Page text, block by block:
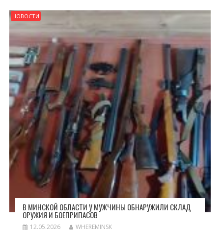
НОВОСТИ
В МИНСКОЙ ОБЛАСТИ У МУЖЧИНЫ ОБНАРУЖИЛИ СКЛАД
ОРУЖИЯ И БОЕПРИПАСОВ
12.05.2026 WHEREMINSK